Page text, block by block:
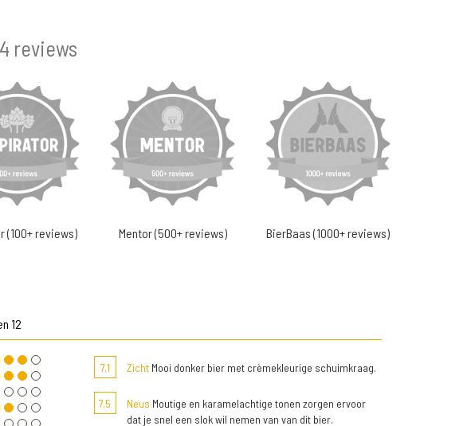
reviews
(100+ reviews) Mentor (500+ reviews) BierBaas (1000+ reviews)
12
7,1 ZichtMooi donker bier met crèmekleurige schuimkraag.
7,5 Neus Moutige en karamelachtige tonen zorgen ervoor
dat je snel een slok wil nemen van van dit bier.